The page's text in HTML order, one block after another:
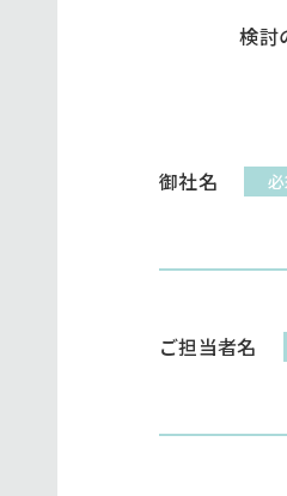
検討
御社名
ご担当者名